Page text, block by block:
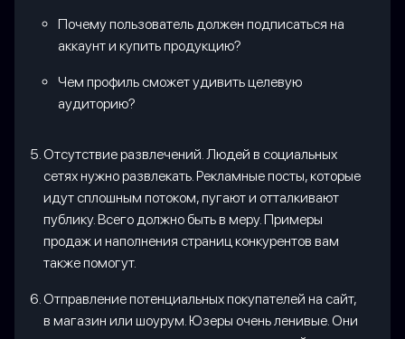
Почему пользователь должен подписаться на
аккаунт и купить продукцию?
Чем профиль сможет удивить целевую
аудиторию?
Отсутствие развлечений. Людей в социальных
сетях нужно развлекать. Рекламные посты, которые
идут сплошным потоком, пугают и отталкивают
публику. Всего должно быть в меру. Примеры
продаж и наполнения страниц конкурентов вам
также помогут.
Отправление потенциальных покупателей на сайт,
в магазин или шоурум. Юзеры очень ленивые. Они